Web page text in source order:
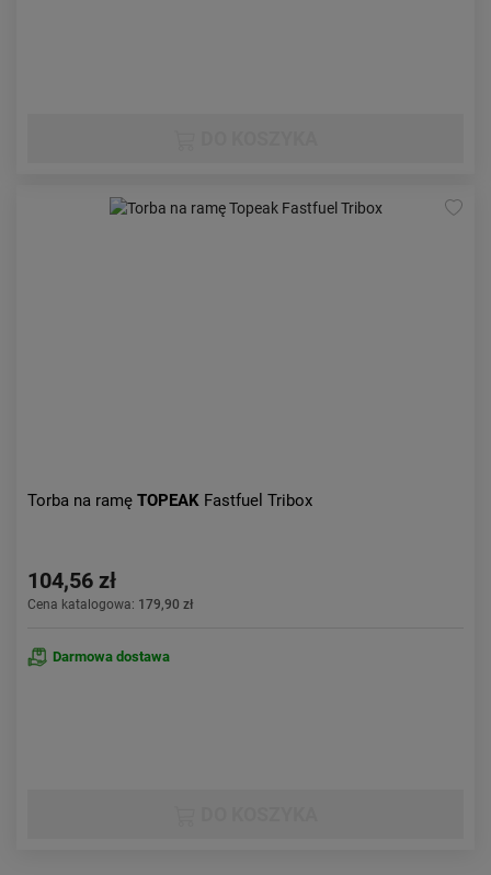
Torba na ramę TOPEAK Fastfuel Tribox
104,56 zł
Cena katalogowa: 179,90 zł
Darmowa dostawa